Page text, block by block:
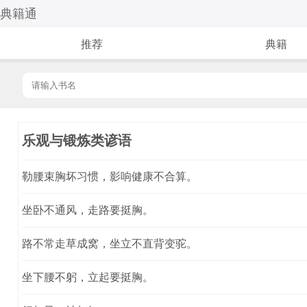
典籍通
推荐 典籍
乐观与锻炼类谚语
勒腰束胸坏习惯，影响健康不合算。
坐卧不通风，走路要挺胸。
路不常走草成窝，坐立不直背变驼。
坐下腰不躬，立起要挺胸。